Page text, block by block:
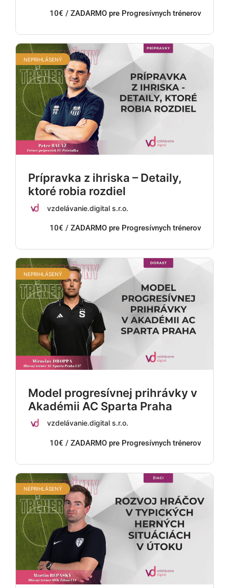
10€ / ZADARMO pre Progresívnych trénerov
NEPRIHLÁSENÝ
Prípravka z ihriska – Detaily,
ktoré robia rozdiel
vzdelávanie.digital s.r.o.
10€ / ZADARMO pre Progresívnych trénerov
NEPRIHLÁSENÝ
Model progresívnej prihrávky v
Akadémii AC Sparta Praha
vzdelávanie.digital s.r.o.
10€ / ZADARMO pre Progresívnych trénerov
NEPRIHLÁSENÝ